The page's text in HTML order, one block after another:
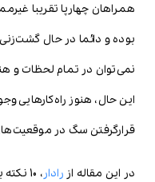
همراهان چهارپا تقریبا
بوده و دائما در حال
نمی‌توان در تمام لحظات و
این حال، هنوز راه‌کارهایی
قرارگرفتن سگ در
در این مقاله از رادار
، 10